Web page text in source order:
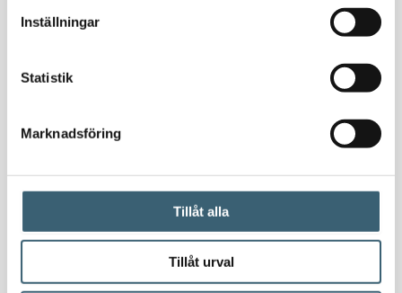
Inställningar
Statistik
Marknadsföring
Tillåt alla
Tillåt urval
Oljetankar 200-9000 liter
Bensintankar
Bensinutrustning
Kemikalietankar